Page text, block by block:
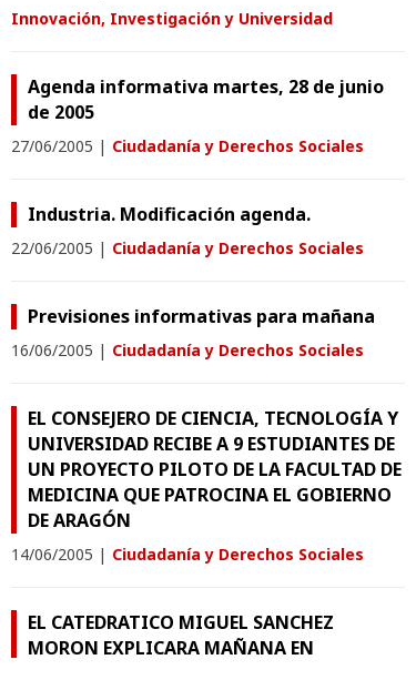
Innovación, Investigación y Universidad
Agenda informativa martes, 28 de junio
de 2005
27/06/2005 | Ciudadanía y Derechos Sociales
Industria. Modificación agenda.
22/06/2005 | Ciudadanía y Derechos Sociales
Previsiones informativas para mañana
16/06/2005 | Ciudadanía y Derechos Sociales
EL CONSEJERO DE CIENCIA, TECNOLOGÍA Y
UNIVERSIDAD RECIBE A 9 ESTUDIANTES DE
UN PROYECTO PILOTO DE LA FACULTAD DE
MEDICINA QUE PATROCINA EL GOBIERNO
DE ARAGÓN
14/06/2005 | Ciudadanía y Derechos Sociales
EL CATEDRATICO MIGUEL SANCHEZ
MORON EXPLICARA MAÑANA EN